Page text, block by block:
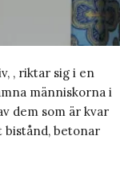
, riktar sig i en
människorna i
dem som är kvar
bistånd, betonar